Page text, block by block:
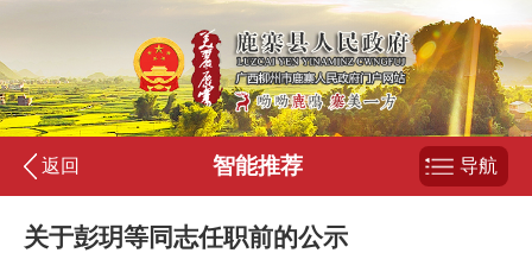
返回 智能推荐 导航
关于彭玥等同志任职前的公示